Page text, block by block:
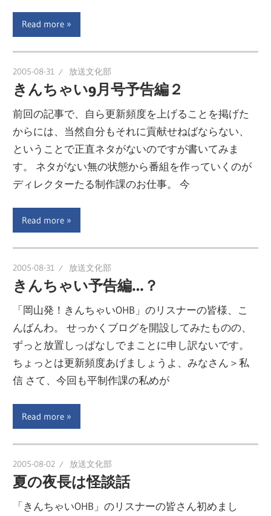
Read more
2005-08-31 放送文化部
きんちゃい9月号予告編２
前回の記事で、自ら更新頻度を上げることを掲げた
からには、当然自分もそれに貢献せねばならない、
ということで正直ネタがないのですが書いてみま
す。 ネタがない無の状態から番組を作っていくのが
ディレクターたる制作課のお仕事。 今
Read more
2005-08-31 放送文化部
きんちゃい予告編…？
「岡山発！きんちゃいOHB」のリスナーの皆様、こ
んばんわ。 せっかくブログを開設してみたものの、
ずっと放置しっぱなしでまことに申し訳ないです。
ちょっとは更新頻度あげましょうよ、みなさん＞私
信 さて、今回も平制作課の私めが
Read more
2005-08-02 放送文化部
夏の夜長は怪談話
「きんちゃいOHB」のリスナーの皆さん初めまし